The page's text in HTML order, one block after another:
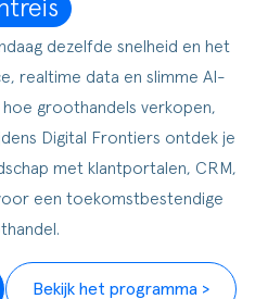
Workflow
Documenten aanpassen
dezelfde snelheid en het
realtime data en slimme AI-
groothandels verkopen,
Digital Frontiers ontdek je
met klantportalen, CRM,
een toekomstbestendige
Bekijk het programma >